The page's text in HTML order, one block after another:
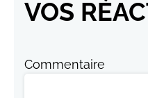
VOS
Commentaire